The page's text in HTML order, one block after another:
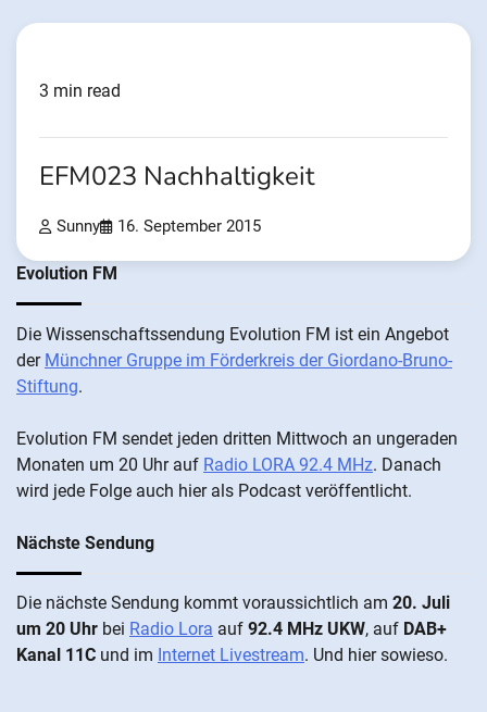
3 min read
EFM023 Nachhaltigkeit
Sunny 16. September 2015
Evolution FM
Die Wis­sen­schafts­send­ung Evolution FM ist ein An­ge­bot
der Münch­ner Grup­pe im För­der­kreis der Gi­ordano-Bruno-
Stiftung.
Evolution FM sen­det je­den drit­ten Mitt­woch an un­ge­ra­den
Mo­nat­en um 20 Uhr auf Radio LORA 92.4 MHz. Da­nach
wird je­de Fol­ge auch hier als Pod­cast ver­öffentlicht.
Nächste Sendung
Die näch­ste Sen­dung kommt vor­aus­sicht­lich am 20. Juli
um 20 Uhr bei Radio Lora auf 92.4 MHz UKW, auf DAB+
Kanal 11C und im Internet Livestream. Und hier sowieso.